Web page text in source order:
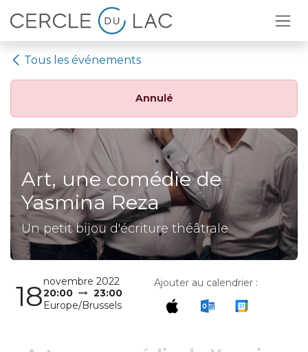
Se rendre au contenu
Tous les événements
Annulé
Art, une comédie de
Yasmina Reza
Un petit bijou d'écriture théâtrale
18novembre 2022
20:00
23:00
Europe/Brussels
Ajouter au calendrier :